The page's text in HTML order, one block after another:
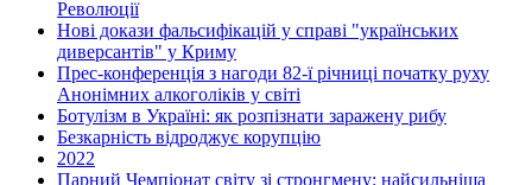
Революції
Нові докази фальсифікацій у справі "українських
диверсантів" у Криму
Прес-конференція з нагоди 82-ї річниці початку руху
Анонімних алкоголіків у світі
Ботулізм в Україні: як розпізнати заражену рибу
Безкарність відроджує корупцію
2022
Парний Чемпіонат світу зі стронгмену: найсильніша